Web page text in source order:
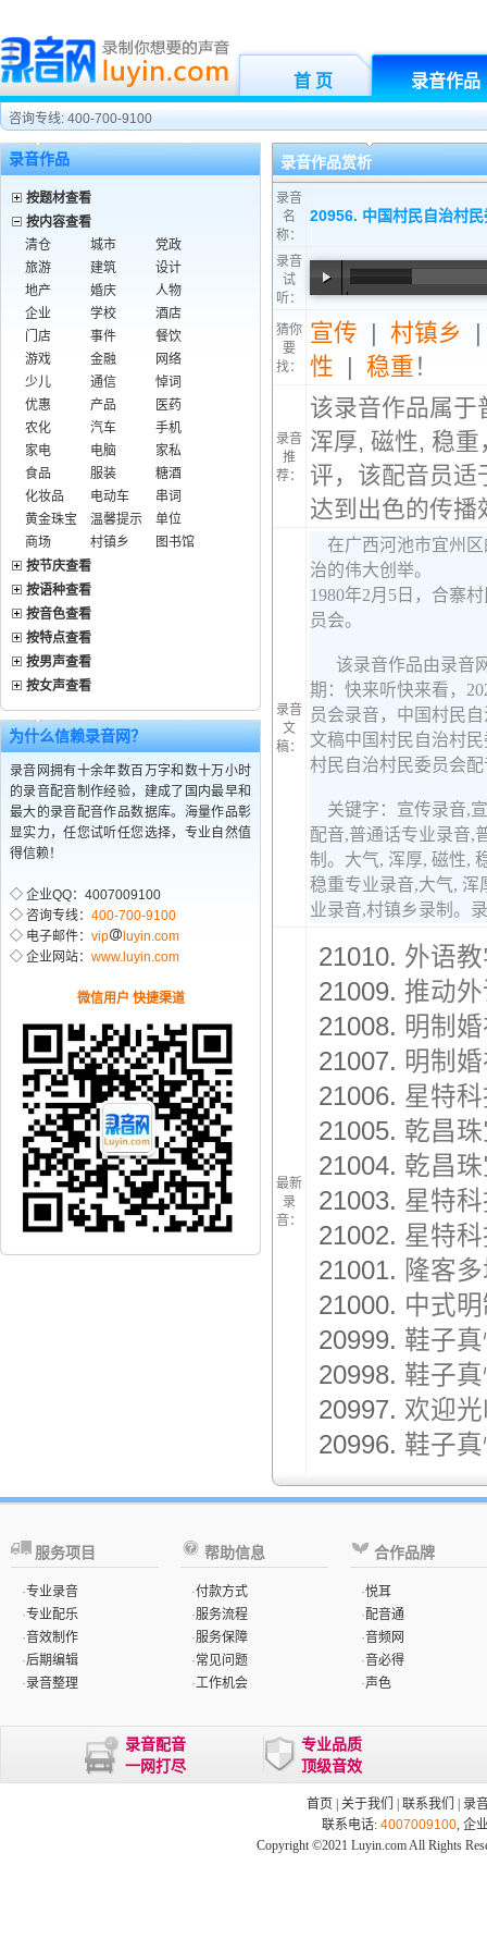
首 页 录音作品
咨询专线: 400-700-9100
录音作品
按题材查看
按内容查看
清仓
城市
党政
旅游
建筑
设计
地产
婚庆
人物
企业
学校
酒店
门店
事件
餐饮
游戏
金融
网络
少儿
通信
悼词
优惠
产品
医药
农化
汽车
手机
家电
电脑
家私
食品
服装
糖酒
化妆品
电动车
串词
黄金珠宝
温馨提示
单位
商场
村镇乡
图书馆
按节庆查看
按语种查看
按音色查看
按特点查看
按男声查看
按女声查看
为什么信赖录音网？
录音网拥有十余年数百万字和数十万小时
的录音配音制作经验，建成了国内最早和
最大的录音配音作品数据库。海量作品彰
显实力，任您试听任您选择，专业自然值
得信赖！
◇ 企业QQ：4007009100
◇ 咨询专线： 400-700-9100
◇ 电子邮件： vip
luyin.com
◇ 企业网站： www.luyin.com
微信用户 快捷渠道
录音作品赏析
录音
名
称：
20956. 中国村民自治村民
录音
试
听：
猜你
要
找：
宣传 | 村镇乡
性 | 稳重 ！
录音
推
荐：
该录音作品属于
浑厚, 磁性, 稳
评，该配音员适
达到出色的传播
录音
文
稿：
最新
录
音：
21010. 外语
21009. 推动
21008. 明制
21007. 明制
21006. 星特
21005. 乾昌
21004. 乾昌
21003. 星特
21002. 星特
21001. 隆客
21000. 中式
20999. 鞋子
20998. 鞋子
20997. 欢迎
20996. 鞋子
服务项目
·专业录音
·专业配乐
·音效制作
·后期编辑
·录音整理
帮助信息
·付款方式
·服务流程
·服务保障
·常见问题
·工作机会
合作品牌
·悦耳
·配音通
·音频网
·音必得
·声色
录音配音
一网打尽
专业品质
顶级音效
首页 关于我们 联系我们
录
联系电话: 4007009100, 企
Copyright ©2021 Luyin.com All Rights